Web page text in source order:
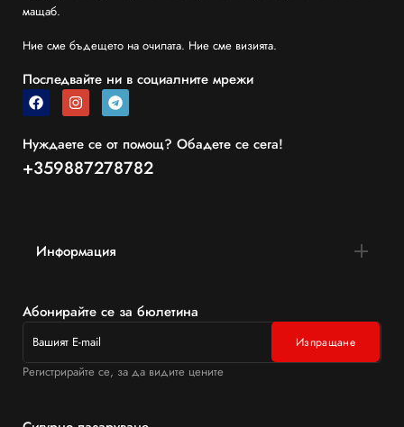
мащаб.
Ние сме бъдещето на очилата. Ние сме визията.
Последвайте ни в социалните мрежи
Нуждаете се от помощ? Обадете се сега!
+359887278782
Информация
Абонирайте се за бюлетина
Регистрирайте се, за да видите цените